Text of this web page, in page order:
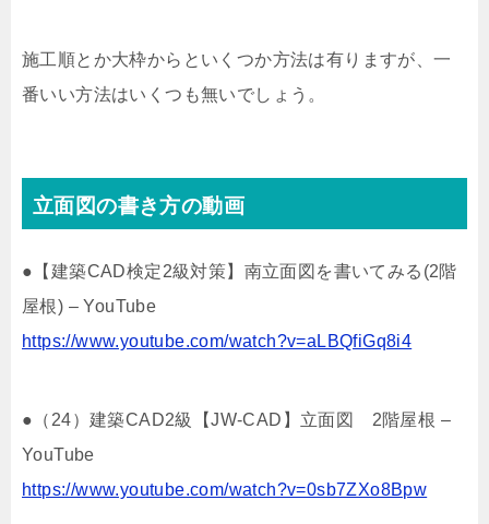
施工順とか大枠からといくつか方法は有りますが、一
番いい方法はいくつも無いでしょう。
立面図の書き方の動画
●【建築CAD検定2級対策】南立面図を書いてみる(2階
屋根) – YouTube
https://www.youtube.com/watch?v=aLBQfiGq8i4
●（24）建築CAD2級【JW-CAD】立面図 2階屋根 –
YouTube
https://www.youtube.com/watch?v=0sb7ZXo8Bpw